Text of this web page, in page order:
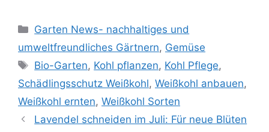
Kategorien
Garten News- nachhaltiges und
umweltfreundliches Gärtnern, Gemüse
Schlagwörter
Bio-Garten, Kohl pflanzen, Kohl Pflege,
Schädlingsschutz Weißkohl, Weißkohl anbauen,
Weißkohl ernten, Weißkohl Sorten
Lavendel schneiden im Juli: Für neue Blüten